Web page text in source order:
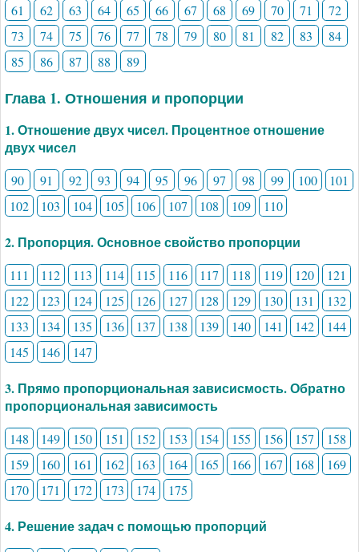
61
62 63 64 65 66 67 68 69 70 71
72
73
74 75 76 77 78 79 80 81 82 83
84
85
86 87 88 89
Глава 1. Отношения и пропорции
1. Отношение двух чисел. Процентное отношение
двух чисел
90 91 92 93 94 95 96 97 98 99 100
101
102
103 104 105 106 107 108 109 110
2. Пропорция. Основное свойство пропорции
111 112 113 114 115 116 117 118 119 120
121
122
123 124 125 126 127 128 129 130 131
132
133
134 135 136 137 138 139 140 141 142
144
145
146 147
3. Прямо пропорциональная зависисмость. Обратно
пропорциональная зависимость
148 149 150 151 152 153 154 155 156 157
158
159
160 161 162 163 164 165 166 167 168
169
170
171 172 173 174 175
4. Решение задач с помощью пропорций